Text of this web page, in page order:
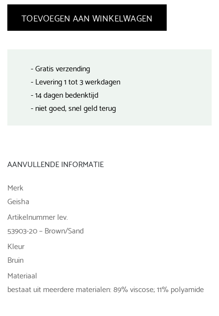
TOEVOEGEN AAN WINKELWAGEN
- Gratis verzending
- Levering 1 tot 3 werkdagen
- 14 dagen bedenktijd
- niet goed, snel geld terug
AANVULLENDE INFORMATIE
Merk
Geisha
Artikelnummer lev.
53903-20 – Brown/Sand
Kleur
Bruin
Materiaal
bestaat uit meerdere materialen: 89% viscose; 11% polyamide